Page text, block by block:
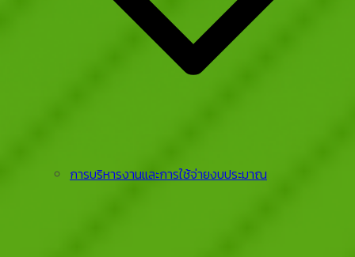
การบริหารงานและการใช้จ่ายงบประมาณ